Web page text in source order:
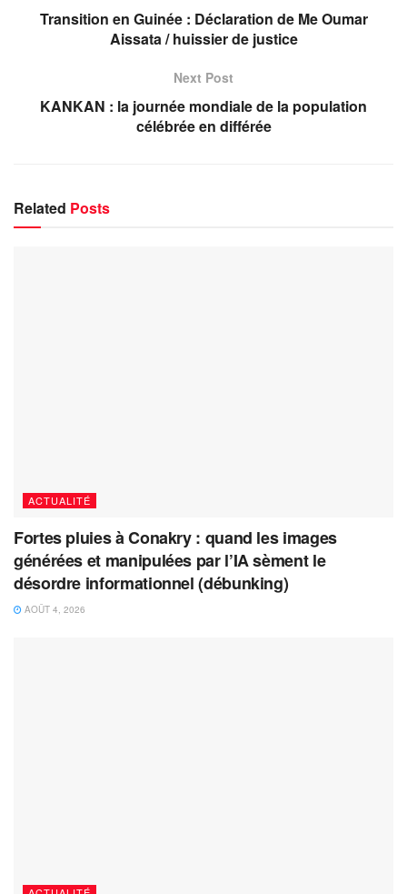
Transition en Guinée : Déclaration de Me Oumar
Aissata / huissier de justice
Next Post
KANKAN : la journée mondiale de la population
célébrée en différée
Related Posts
ACTUALITÉ
Fortes pluies à Conakry : quand les images
générées et manipulées par l’IA sèment le
désordre informationnel (débunking)
AOÛT 4, 2026